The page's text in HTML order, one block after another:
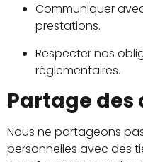
Communiquer
prestations.
Respecter nos
réglementaires.
Partage des
Nous ne partageons
personnelles avec des